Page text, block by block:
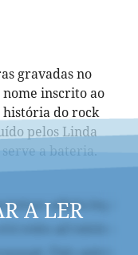
gravadas no
inscrito ao
história do rock
pelos Linda
a bateria.
A LER